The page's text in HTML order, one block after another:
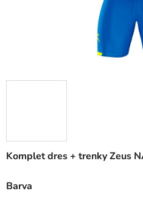
Komplet dres + trenky Zeus
Barva